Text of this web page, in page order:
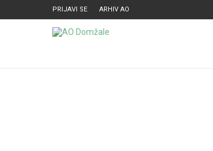
PRIJAVI SE ARHIV AO